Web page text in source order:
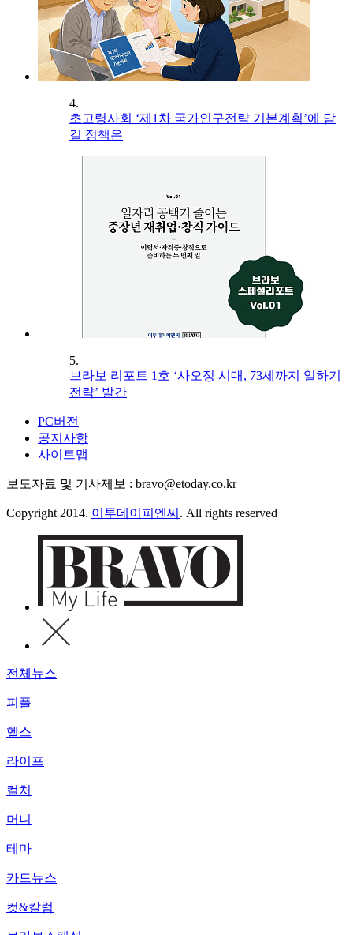
4.
초고령사회 ‘제1차 국가인구전략 기본계획’에 담
길 정책은
5.
브라보 리포트 1호 ‘사오정 시대, 73세까지 일하기
전략’ 발간
PC버전
공지사항
사이트맵
보도자료 및 기사제보 : bravo@etoday.co.kr
Copyright 2014. 이투데이피엔씨 . All rights reserved
전체뉴스
피플
헬스
라이프
컬처
머니
테마
카드뉴스
컷&칼럼